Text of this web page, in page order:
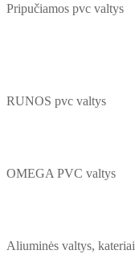
Pripučiamos pvc valtys
RUNOS pvc valtys
OMEGA PVC valtys
Aliuminės valtys, kateriai